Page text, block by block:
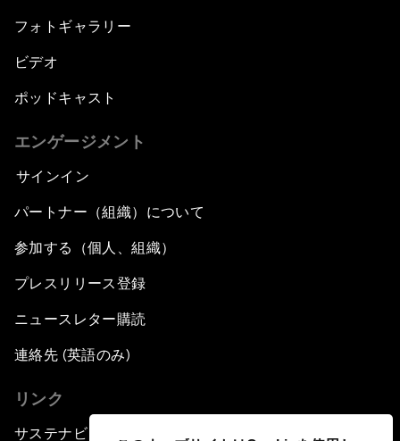
フォトギャラリー
ビデオ
ポッドキャスト
エンゲージメント
サインイン
パートナー（組織）について
参加する（個人、組織）
プレスリリース登録
ニュースレター購読
連絡先 (英語のみ)
リンク
サステナビリティへの取り組み